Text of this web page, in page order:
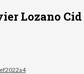
Lozano